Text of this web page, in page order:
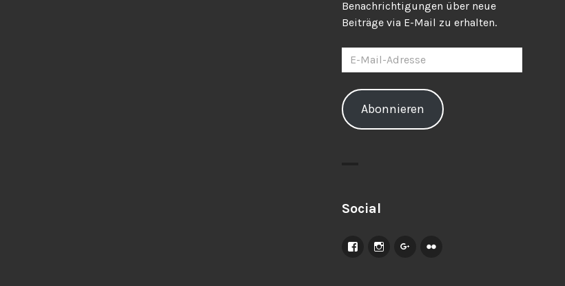
Benachrichtigungen über neue
Beiträge via E-Mail zu erhalten.
Mail-
Adresse
Abonnieren
Social
FacebookInstagramGoogle+